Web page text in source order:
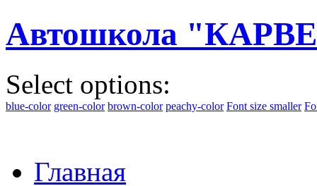
Автошкола
Select options:
blue-color green-color brown-color peachy-color Font size smaller
Главная